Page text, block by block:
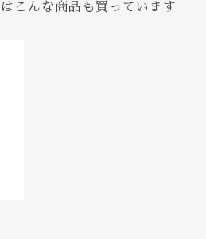
こんな商品も買っています